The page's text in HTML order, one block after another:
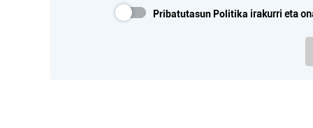
Pribatutasun Politika irakurri eta